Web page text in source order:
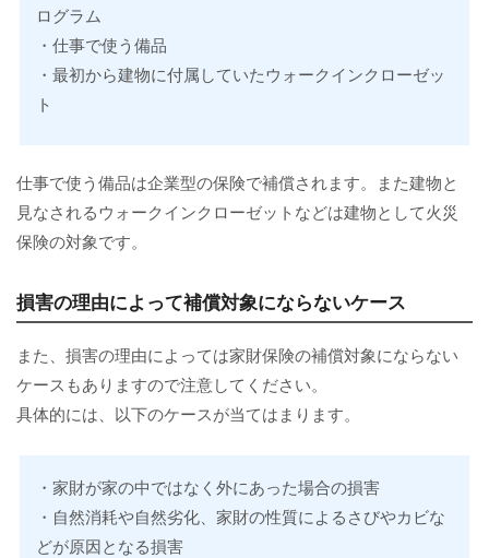
ログラム
・仕事で使う備品
・最初から建物に付属していたウォークインクローゼッ
ト
仕事で使う備品は企業型の保険で補償されます。また建物と
見なされるウォークインクローゼットなどは建物として火災
保険の対象です。
損害の理由によって補償対象にならないケース
また、損害の理由によっては家財保険の補償対象にならない
ケースもありますので注意してください。
具体的には、以下のケースが当てはまります。
・家財が家の中ではなく外にあった場合の損害
・自然消耗や自然劣化、家財の性質によるさびやカビな
どが原因となる損害